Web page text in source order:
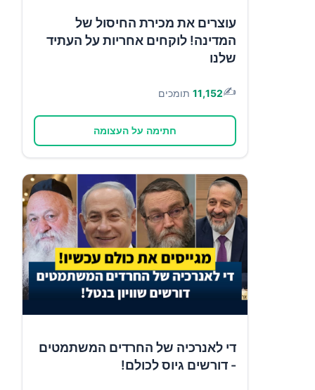
עוצרים את מכירת החיסול של
המדינה! לוקחים אחריות על העתיד
שלנו
✍️
11,152 תומכים
חתימה על העצומה
די לאנרכיה של החרדים המשתמטים
- דורשים גיוס לכולם!